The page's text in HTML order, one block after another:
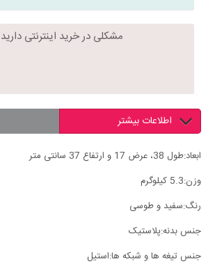
مشکلی در خرید اینترنتی
اطلاعات بیشتر
ابعاد:طول 38، عرض 17 و ارتفاع 37 سانتی متر
وزن:5.3 کیلوگرم
رنگ:سفید و طوسی
جنس بدنه:پلاستیک
جنس تیغه ها و شبکه ها:استیل